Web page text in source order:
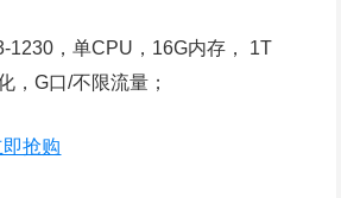
1230，单CPU，16G内存， 1T
，G口/不限流量；
即抢购